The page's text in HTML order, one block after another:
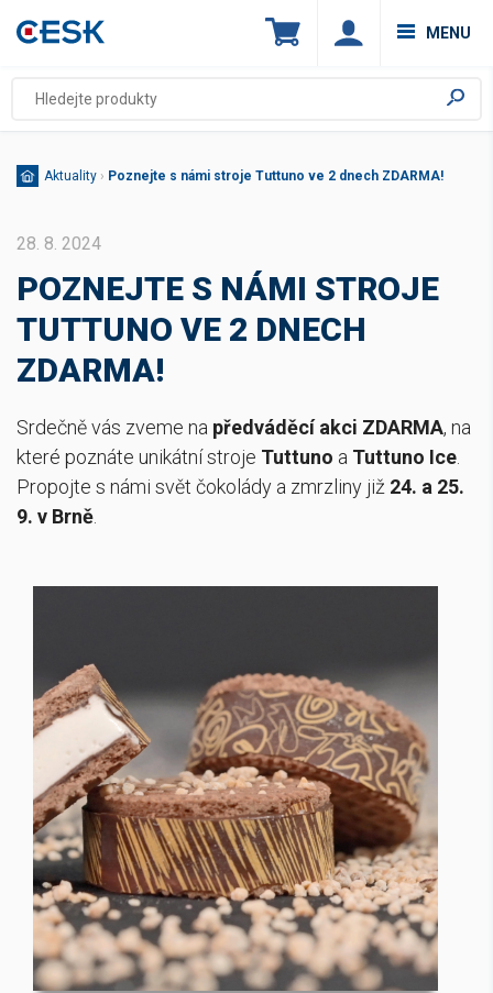
MENU
Aktuality › Poznejte s námi stroje Tuttuno ve 2 dnech ZDARMA!
28. 8. 2024
POZNEJTE S NÁMI STROJE
TUTTUNO VE 2 DNECH
ZDARMA!
Srdečně vás zveme na předváděcí akci ZDARMA, na
které poznáte unikátní stroje Tuttuno a Tuttuno Ice
Propojte s námi svět čokolády a zmrzliny již 24. a 25.
9. v Brně